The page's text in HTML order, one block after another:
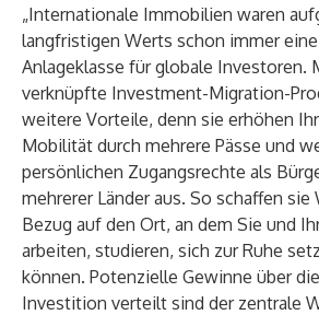
„Internationale Immobilien waren
langfristigen Werts schon immer
Anlageklasse für globale Investoren.
verknüpfte Investment-Migration-
weitere Vorteile, denn sie erhöhen
Mobilität durch mehrere Pässe und
persönlichen Zugangsrechte als
mehrerer Länder aus. So schaffen
Bezug auf den Ort, an dem Sie und
arbeiten, studieren, sich zur Ruhe
können. Potenzielle Gewinne über
Investition verteilt sind der zentrale